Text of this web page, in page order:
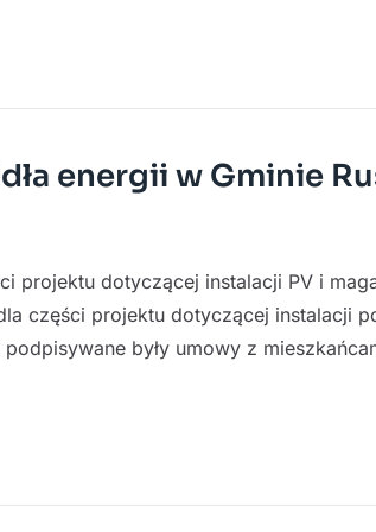
energii w Gminie
projektu dotyczącej instalacji PV i
części projektu dotyczącej instalacji
były umowy z